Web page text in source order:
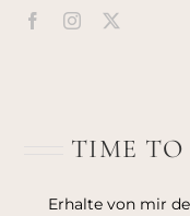
TIME TO
Erhalte von mir